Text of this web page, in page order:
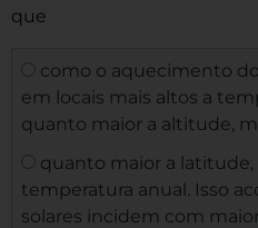
que
como o aquecimento
em locais mais altos a
quanto maior a altitude,
quanto maior a
temperatura anual. Isso
solares incidem com